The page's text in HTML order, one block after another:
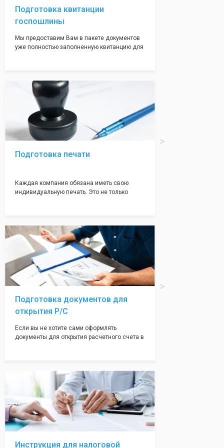
Подготовка квитанции
госпошлины
Мы предоставим Вам в пакете документов
уже полностью заполненную квитанцию для
посредственно в налоговой инспекции при
подаче документов на регистрацию.
Подготовка печати
Каждая компания обязана иметь свою
индивидуальную печать. Это не только
вам поможем с помощью изготовления
печати по индивидуальному эскизу, который
Вы выберете сами из нашего каталога.
Подготовка документов для
открытия Р/С
Если вы не хотите сами оформлять
документы для открытия расчетного счета в
открытия счета, с минимальным затратом
вашего времени и сил!
Инструкция для налоговой